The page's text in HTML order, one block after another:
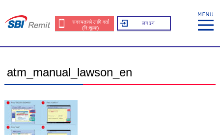
सदस्यताको लागि दर्ता
(नि:शुल्क)
लग इन
atm_manual_lawson_en